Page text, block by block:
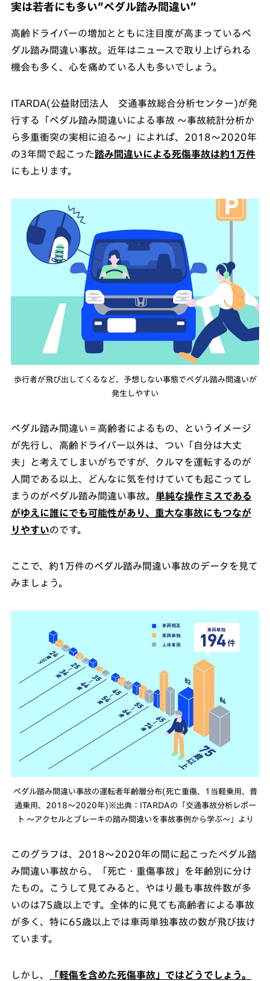
実は若者にも多い“ペダル踏み間違い”
高齢ドライバーの増加とともに注目度が高まっているペ
ダル踏み間違い事故。近年はニュースで取り上げられる
機会も多く、心を痛めている人も多いでしょう。
ITARDA(公益財団法人 交通事故総合分析センター)が発
行する「ペダル踏み間違いによる事故 ～事故統計分析か
ら多重衝突の実相に迫る～」によれば、2018～2020年
の3年間で起こった踏み間違いによる死傷事故は約1万件
にも上ります。
歩行者が飛び出してくるなど、予想しない事態でペダル踏み間違いが
発生しやすい
ペダル踏み間違い＝高齢者によるもの、というイメージ
が先行し、高齢ドライバー以外は、つい「自分は大丈
夫」と考えてしまいがちですが、クルマを運転するのが
人間である以上、どんなに気を付けていても起こってし
まうのがペダル踏み間違い事故。 単純な操作ミスである
がゆえに誰にでも可能性があり、重大な事故にもつなが
りやすいのです。
ここで、約1万件のペダル踏み間違い事故のデータを見て
みましょう。
ペダル踏み間違い事故の運転者年齢層分布(死亡重傷、1当軽乗用、普
通乗用、2018〜2020年)※出典：ITARDAの「交通事故分析レポー
ト ～アクセルとブレーキの踏み間違いを事故事例から学ぶ～」より
このグラフは、2018～2020年の間に起こったペダル踏
み間違い事故から、「死亡・重傷事故」を年齢別に分け
たもの。こうして見てみると、やはり最も事故件数が多
いのは75歳以上です。全体的に見ても高齢者による事故
が多く、特に65歳以上では車両単独事故の数が飛び抜け
ています。
しかし、
「軽傷を含めた死傷事故」ではどうでしょう。